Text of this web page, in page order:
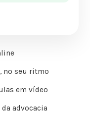
no seu ritmo
em vídeo
advocacia